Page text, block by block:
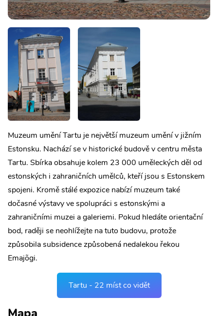
Muzeum umění Tartu je největší muzeum umění v jižním
Estonsku. Nachází se v historické budově v centru města
Tartu. Sbírka obsahuje kolem 23 000 uměleckých děl od
estonských i zahraničních umělců, kteří jsou s Estonskem
spojeni. Kromě stálé expozice nabízí muzeum také
dočasné výstavy ve spolupráci s estonskými a
zahraničními muzei a galeriemi. Pokud hledáte orientační
bod, raději se neohlížejte na tuto budovu, protože
způsobila subsidence způsobená nedalekou řekou
Emajõgi.
Tartu - 22 míst co vidět
Mapa